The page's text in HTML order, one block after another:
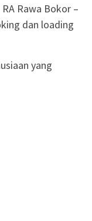
Rawa Bokor –
dan loading
yang